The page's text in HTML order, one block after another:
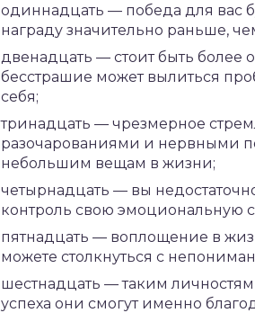
одиннадцать — победа для вас
награду значительно раньше,
двенадцать — стоит быть более
бесстрашие может вылиться
себя;
тринадцать — чрезмерное
разочарованиями и нервными
небольшим вещам в жизни;
четырнадцать — вы
контроль свою эмоциональную
пятнадцать — воплощение в
можете столкнуться с
шестнадцать — таким
успеха они смогут именно